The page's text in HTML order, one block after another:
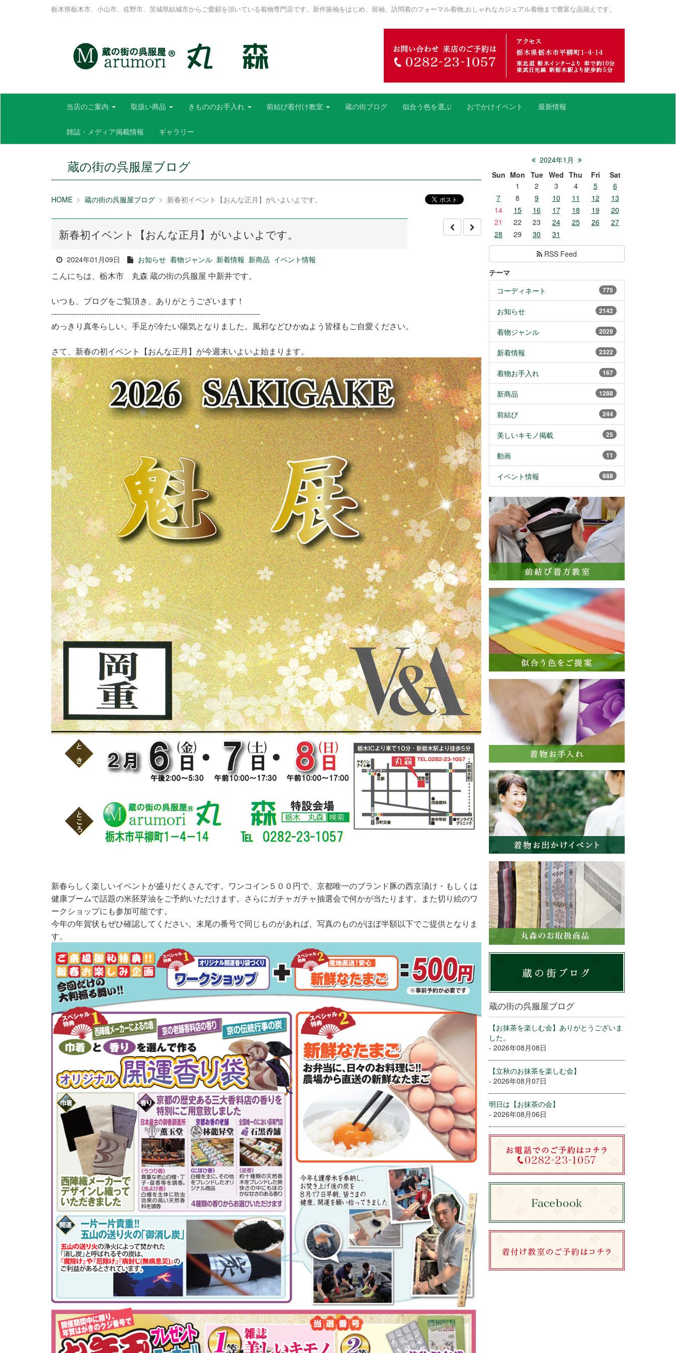
栃木県栃木市、小山市、佐野市、茨城県結城市からご愛顧を頂いている着物専門店です。新作振袖をはじめ、留袖、訪問着のフォーマル着物,おしゃれなカジュアル着物まで豊富な品揃えです。
当店のご案内 取扱い商品 きもののお手入れ 前結び着付け教室 蔵の街ブログ 似合う色を選ぶ おでかけイベント 最新情報
雑誌・メディア掲載情報 ギャラリー
蔵の街の呉服屋ブログ
HOME 蔵の街の呉服屋ブログ 新春初イベント【おんな正月】がいよいよです。
新春初イベント【おんな正月】がいよいよです。
2024年01月09日 お知らせ 着物ジャンル 新着情報 新商品 イベント情報
こんにちは、栃木市 丸森 蔵の街の呉服屋 中新井です。
いつも、ブログをご覧頂き、ありがとうございます！
-----------------------------------------------------------------------------------
めっきり真冬らしい、手足が冷たい陽気となりました。風邪などひかぬよう皆様もご自愛ください。
さて、新春の初イベント【おんな正月】が今週末いよいよ始まります。
新春らしく楽しいイベントが盛りだくさんです。ワンコイン５００円で、京都唯一のブランド豚の西京漬け・もしくは
健康ブームで話題の米胚芽油をご予約いただけます。さらにガチャガチャ抽選会で何かが当たります。また切り絵のワ
ークショップにも参加可能です。
今年の年賀状もぜひ確認してください。末尾の番号で同じものがあれば、写真のものがほぼ半額以下でご提供となりま
す。
2024年1月
Sun Mon Tue Wed Thu Fri
Sat
1
2 3 4 5
6
7
8 9 10 11 12
13
14
15 16 17 18 19
20
21
22 23 24 25 26
27
28
29 30
31
RSS Feed
テーマ
775
コーディネート
2142
お知らせ
2029
着物ジャンル
2322
新着情報
167
着物お手入れ
1288
新商品
244
前結び
25
美しいキモノ掲載
11
動画
888
イベント情報
蔵の街の呉服屋ブログ
【お抹茶を楽しむ会】ありがとうございま
した。
- 2026年08月08日
【立秋のお抹茶を楽しむ会】
- 2026年08月07日
明日は【お抹茶の会】
- 2026年08月06日